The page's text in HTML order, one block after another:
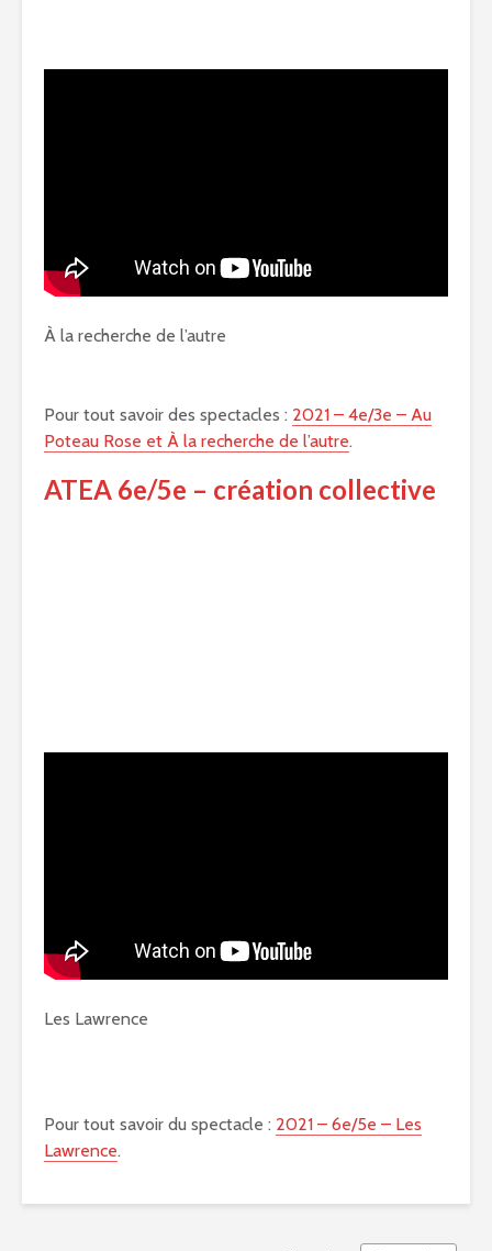
À la recherche de l’autre
Pour tout savoir des spectacles : 2021 – 4e/3e – Au
Poteau Rose et À la recherche de l’autre.
ATEA 6e/5e – création collective
Les Lawrence
Pour tout savoir du spectacle : 2021 – 6e/5e – Les
Lawrence.